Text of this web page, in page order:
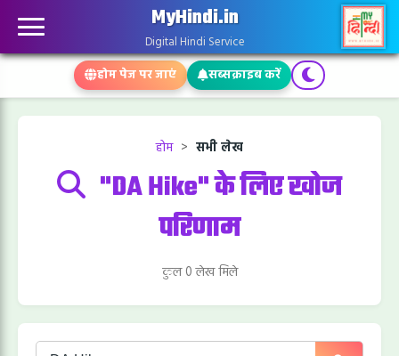
MyHindi.in
Digital Hindi Service
होम पेज पर जाएं
सब्सक्राइब करें
होम > सभी लेख
"DA Hike" के लिए खोज
परिणाम
कुल 0 लेख मिले